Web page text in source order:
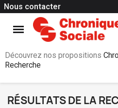
Nous contacter
Découvrez nos propositions
Recherche
RÉSULTATS DE LA